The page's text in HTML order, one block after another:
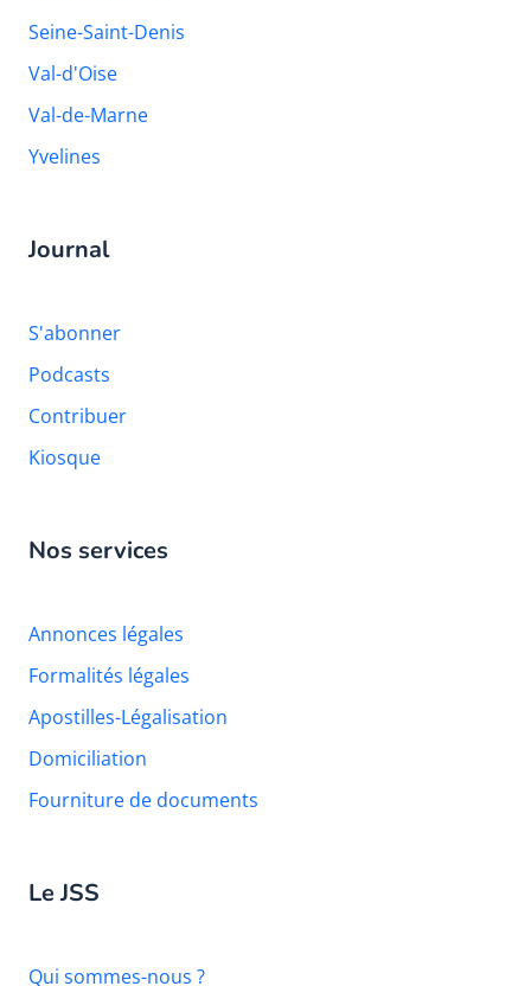
Seine-Saint-Denis
Val-d'Oise
Val-de-Marne
Yvelines
Journal
S'abonner
Podcasts
Contribuer
Kiosque
Nos services
Annonces légales
Formalités légales
Apostilles-Légalisation
Domiciliation
Fourniture de documents
Le JSS
Qui sommes-nous ?